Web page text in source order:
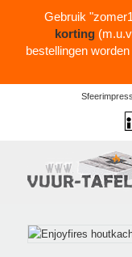
Gebruik
korting
bestellingen